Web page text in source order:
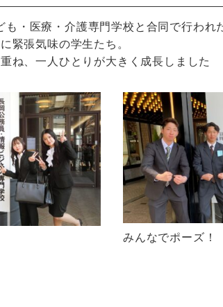
・医療・介護専門学校と合同で行われ
緊張気味の学生たち。
ね、一人ひとりが大きく成長しました
みんなでポーズ！